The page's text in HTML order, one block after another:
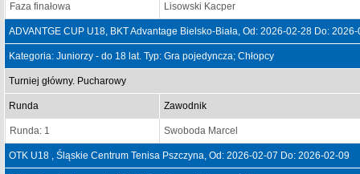
Faza finałowa Lisowski Kacper
ADVANTGE CUP U18, BKT Advantage Bielsko-Biała, Od: 2026-02-28 Do:
Kategoria: Juniorzy - do 18 lat. Typ: Gra pojedyncza; Chłopcy
Turniej główny. Pucharowy
Runda Zawodnik
Runda: 1 Swoboda Marcel
OTK U18 , Śląskie Centrum Tenisa Pszczyna, Od: 2026-02-07 Do: 2026-02-09